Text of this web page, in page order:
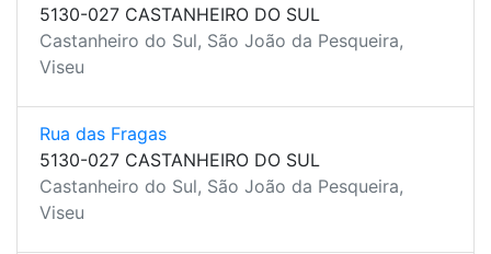
5130-027 CASTANHEIRO DO SUL
Castanheiro do Sul, São João da Pesqueira,
Viseu
Rua das Fragas
5130-027 CASTANHEIRO DO SUL
Castanheiro do Sul, São João da Pesqueira,
Viseu